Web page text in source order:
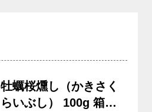
牡蠣桜燻し（かきさく
らいぶし） 100g 箱入